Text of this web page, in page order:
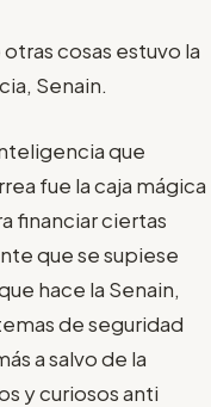
cosas estuvo la
Senain.
que
fue la caja mágica
financiar ciertas
que se supiese
hace la Senain,
de seguridad
a salvo de la
y curiosos anti